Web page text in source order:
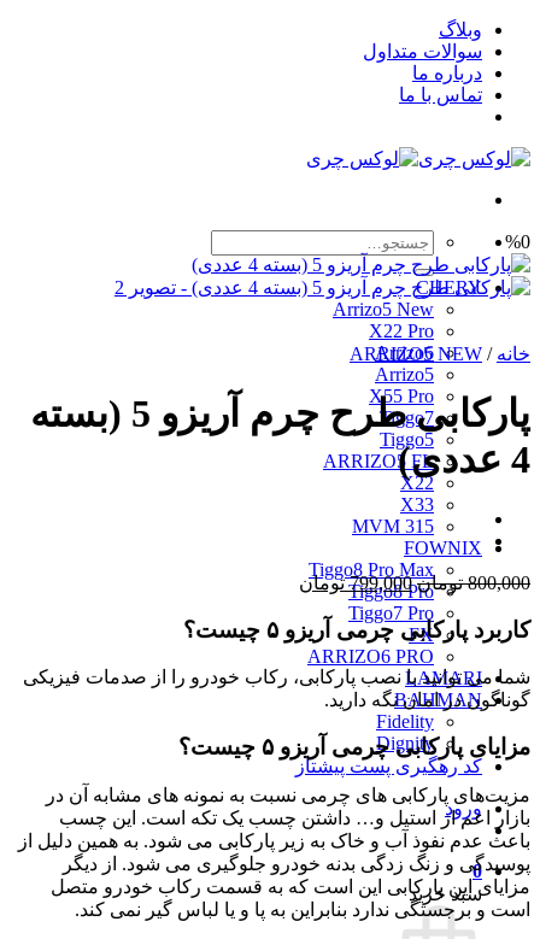
Skip
content
وبلاگ
سوالات متداول
درباره ما
تماس با ما
جستجو
برای:
CHERY
Arrizo5 New
X22 Pro
Arrizo6
Arrizo5
X55 Pro
Tiggo7
Tiggo5
ARRIZO5 FL
X22
X33
MVM 315
FOWNIX
Tiggo8 Pro Max
Tiggo8 Pro
Tiggo7 Pro
FX
ARRIZO6 PRO
LAMARI
BAHMAN
Fidelity
Dignity
کد رهگیری پست پیشتاز
ورود
0
سبد خرید
%0
خانه /
ARRIZO5 NEW
پارکابی طرح چرم آریزو 5 (بسته
4 عددی)
800,000 تومانقیمت
اصلی
800,000 تومان
بود.
799,000 تومان
799,000 تومان
است.
کاربرد پارکابی چرمی آریزو ۵ چیست؟
شما می توانید با نصب پارکابی، رکاب خودرو را از صدمات فیزیکی
گوناگون در امان نگه دارید.
مزایای پارکابی چرمی آریزو ۵ چیست؟
مزیت‌های پارکابی های چرمی نسبت به نمونه های مشابه آن در
بازار اعم از استیل و… داشتن چسب یک تکه است. این چسب
باعث عدم نفوذ آب و خاک به زیر پارکابی می شود. به همین دلیل از
پوسیدگی و زنگ زدگی بدنه خودرو جلوگیری می شود. از دیگر
مزایای این پارکابی این است که به قسمت رکاب خودرو متصل
است و برجستگی ندارد بنابراین به پا و یا لباس گیر نمی کند.